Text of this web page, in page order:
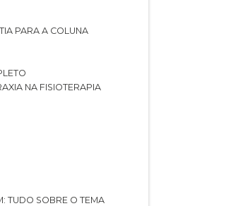
PARA A COLUNA
NA FISIOTERAPIA
TUDO SOBRE O TEMA